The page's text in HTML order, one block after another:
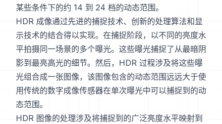
某些条件下的约 14 到 24 档的动态范围。
HDR 成像通过先进的捕捉技术、创新的处理算法和显
示技术的结合得以实现。在捕捉阶段，以不同的亮度水
平拍摄同一场景的多个曝光。这些曝光捕捉了从最暗阴
影到最亮高光的细节。然后，HDR 过程涉及将这些曝
光组合成一张图像，该图像包含的动态范围远远大于使
用传统的数字成像传感器在单次曝光中可以捕捉到的动
态范围。
HDR 图像的处理涉及将捕捉到的广泛亮度水平映射到